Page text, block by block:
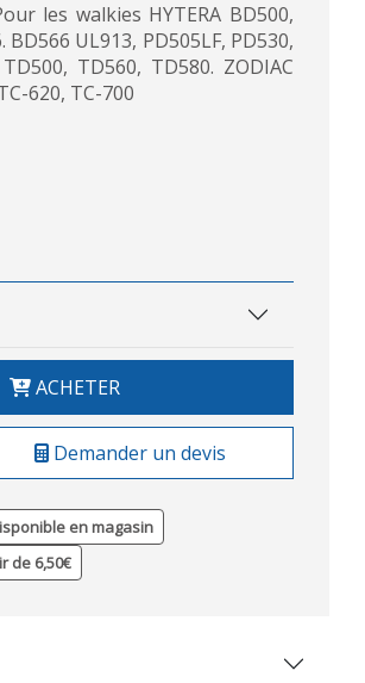
les walkies HYTERA BD500,
UL913, PD505LF, PD530,
TD560, TD580. ZODIAC
620, TC-700
ACHETER
Demander un devis
en magasin
de 6,50€